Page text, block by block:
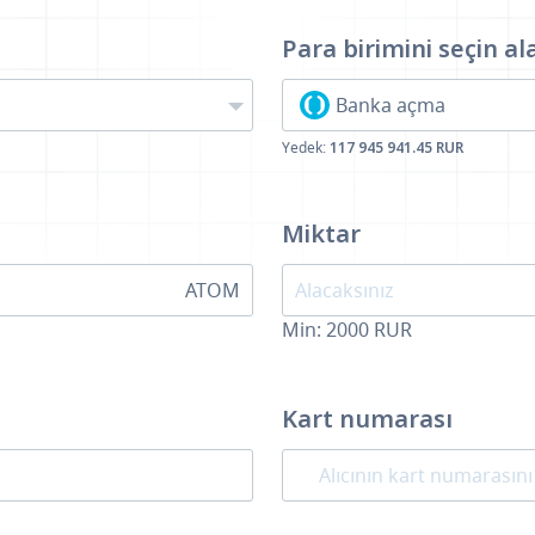
ATOM
Para birimini seçin
Banka açma
Yedek: 117 945 941.45 RUR
Miktar
Min: 2000 RUR
Kart numarası